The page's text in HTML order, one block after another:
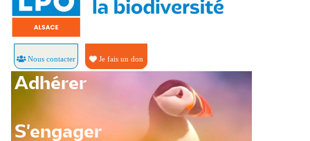
Nous contacter Je fais un don
Adhérer
S'engager